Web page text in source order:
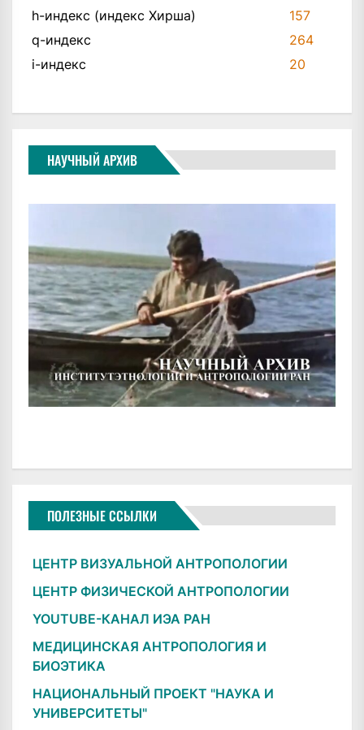
h-индекс (индекс Хирша)
157
q-индекс
264
i-индекс
20
НАУЧНЫЙ АРХИВ
ПОЛЕЗНЫЕ ССЫЛКИ
ЦЕНТР ВИЗУАЛЬНОЙ АНТРОПОЛОГИИ
ЦЕНТР ФИЗИЧЕСКОЙ АНТРОПОЛОГИИ
YOUTUBE-КАНАЛ ИЭА РАН
МЕДИЦИНСКАЯ АНТРОПОЛОГИЯ И
БИОЭТИКА
НАЦИОНАЛЬНЫЙ ПРОЕКТ "НАУКА И
УНИВЕРСИТЕТЫ"